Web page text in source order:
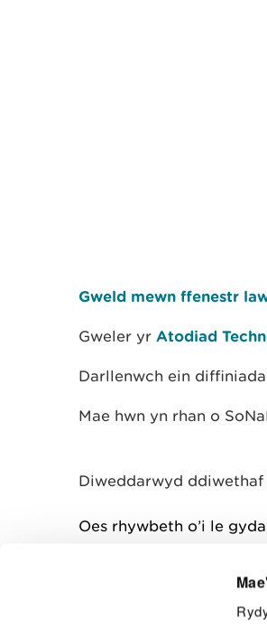
Gweld mewn ffenestr
Gweler yr Atodiad
Darllenwch ein
Mae hwn yn rhan o
Diweddarwyd
Oes rhywbeth o’i le